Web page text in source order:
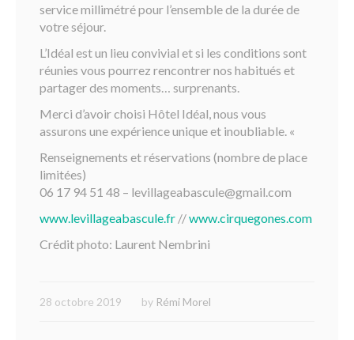
service millimétré pour l’ensemble de la durée de
votre séjour.
L’Idéal est un lieu convivial et si les conditions sont
réunies vous pourrez rencontrer nos habitués et
partager des moments… surprenants.
Merci d’avoir choisi Hôtel Idéal, nous vous
assurons une expérience unique et inoubliable. «
Renseignements et réservations (nombre de place
limitées)
06 17 94 51 48 – levillageabascule@gmail.com
www.levillageabascule.fr //www.cirquegones.com
Crédit photo: Laurent Nembrini
28 octobre 2019 by Rémi Morel